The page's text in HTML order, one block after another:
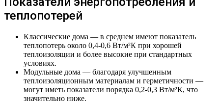
теплопотерей
Классические дома — в среднем имеют показатель
теплопотерь около 0,4-0,6 Вт/м²К при хорошей
теплоизоляции и более высокие при стандартных
условиях.
Модульные дома — благодаря улучшенным
теплоизоляционным материалам и герметичности —
могут иметь показатели порядка 0,2-0,3 Вт/м²К, что
значительно ниже.